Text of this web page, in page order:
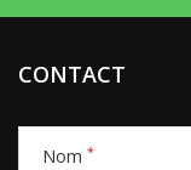
CONTACT
Nom *